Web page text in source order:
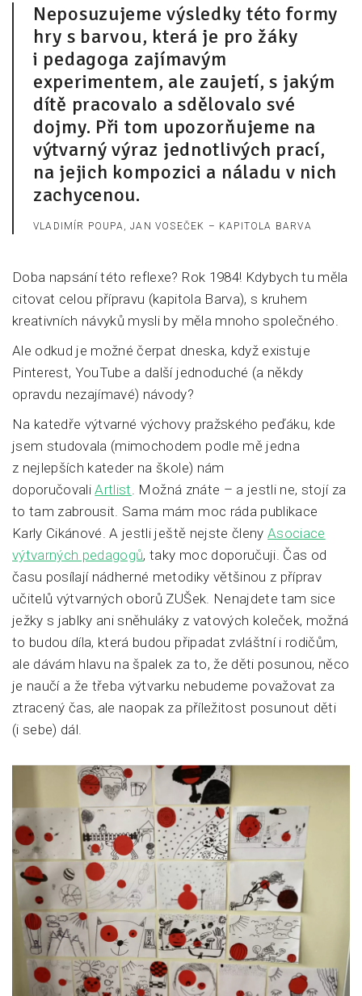
Neposuzujeme výsledky této formy
hry s barvou, která je pro žáky
i pedagoga zajímavým
experimentem, ale zaujetí, s jakým
dítě pracovalo a sdělovalo své
dojmy. Při tom upozorňujeme na
výtvarný výraz jednotlivých prací,
na jejich kompozici a náladu v nich
zachycenou.
VLADIMÍR POUPA, JAN VOSEČEK – KAPITOLA BARVA
Doba napsání této reflexe? Rok 1984! Kdybych tu měla
citovat celou přípravu (kapitola Barva), s kruhem
kreativních návyků mysli by měla mnoho společného.
Ale odkud je možné čerpat dneska, když existuje
Pinterest, YouTube a další jednoduché (a někdy
opravdu nezajímavé) návody?
Na katedře výtvarné výchovy pražského peďáku, kde
jsem studovala (mimochodem podle mě jedna
z nejlepších kateder na škole) nám
doporučovaliArtlist . Možná znáte – a jestli ne, stojí za
to tam zabrousit. Sama mám moc ráda publikace
Karly Cikánové. A jestli ještě nejste členy Asociace
výtvarných pedagogů, taky moc doporučuji. Čas od
času posílají nádherné metodiky většinou z příprav
učitelů výtvarných oborů ZUŠek. Nenajdete tam sice
ježky s jablky ani sněhuláky z vatových koleček, možná
to budou díla, která budou připadat zvláštní i rodičům,
ale dávám hlavu na špalek za to, že děti posunou, něco
je naučí a že třeba výtvarku nebudeme považovat za
ztracený čas, ale naopak za příležitost posunout děti
(i sebe) dál.